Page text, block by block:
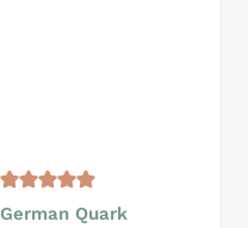
German Quark